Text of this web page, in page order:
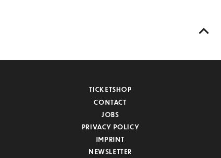
TICKETSHOP
CONTACT
JOBS
PRIVACY POLICY
IMPRINT
NEWSLETTER